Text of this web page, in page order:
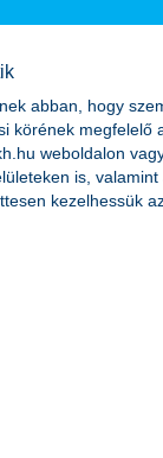
abban, hogy
körének megfelelő
weboldalon
is,
kezelhessük